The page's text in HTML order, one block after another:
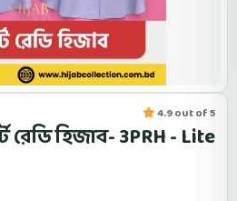
4.9 out of 5
রেডি হিজাব- 3PRH - Lite